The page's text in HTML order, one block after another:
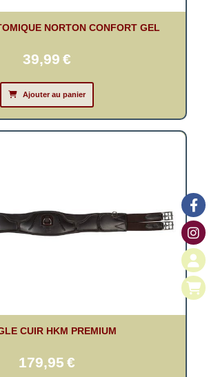
NORTON CONFORT GEL
39,99 €
Ajouter au panier
CUIR HKM PREMIUM
179,95 €